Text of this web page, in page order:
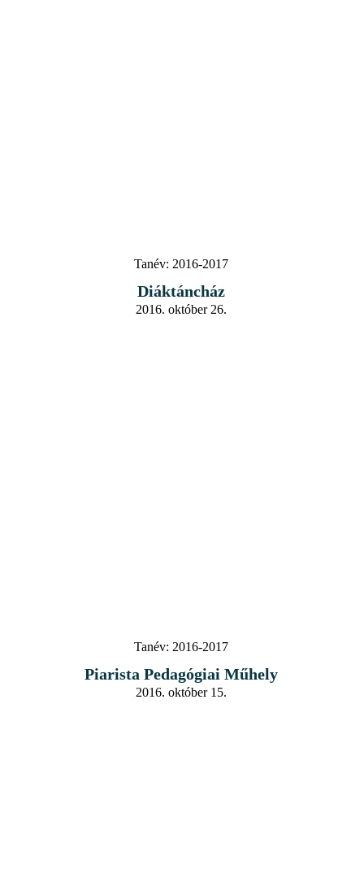
Tanév: 2016-2017
Diáktáncház
2016. október 26.
Tanév: 2016-2017
Piarista Pedagógiai Műhely
2016. október 15.